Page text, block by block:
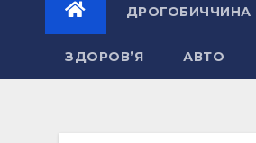
ДРОГОБИЧЧИНА
ЗДОРОВ’Я АВТО